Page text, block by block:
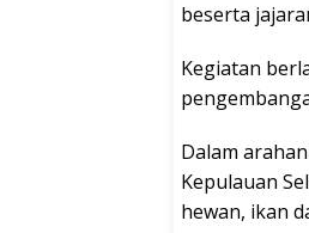
beserta
Kegiatan
Dalam
Kepulauan
hewan, ikan